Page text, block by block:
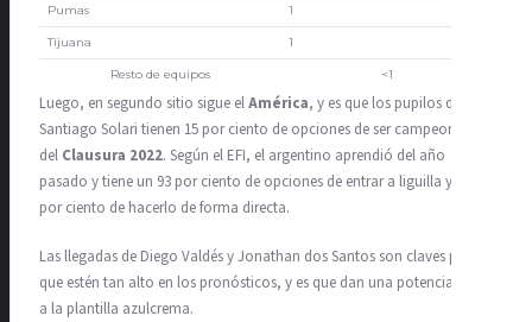
Pumas 1
Tijuana 1
Resto de equipos <1
Luego, en segundo sitio sigue elAmérica, y es que los pupilos de
Santiago Solari tienen 15 por ciento de opciones de ser campeones
del Clausura 2022. Según el EFI, el argentino aprendió del año
pasado y tiene un 93 por ciento de opciones de entrar a liguilla y un 51
por ciento de hacerlo de forma directa.
Las llegadas de Diego Valdés y Jonathan dos Santos son claves para
que estén tan alto en los pronósticos, y es que dan una potencia extra
a la plantilla azulcrema.